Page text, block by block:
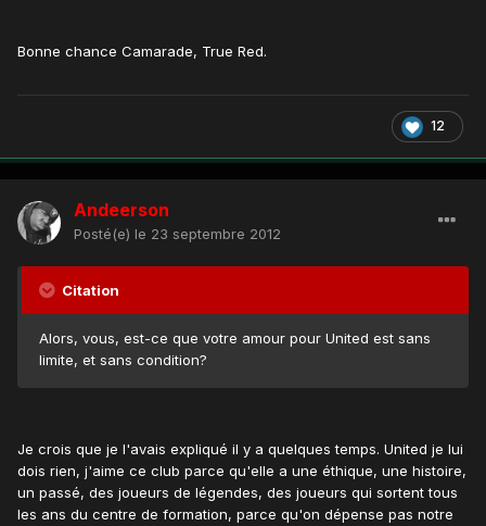
Bonne chance Camarade, True Red.
12
Andeerson
Posté(e) le 23 septembre 2012
Citation
Alors, vous, est-ce que votre amour pour United est sans
limite, et sans condition?
Je crois que je l'avais expliqué il y a quelques temps. United je lui
dois rien, j'aime ce club parce qu'elle a une éthique, une histoire,
un passé, des joueurs de légendes, des joueurs qui sortent tous
les ans du centre de formation, parce qu'on dépense pas notre